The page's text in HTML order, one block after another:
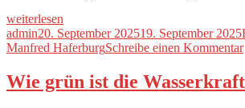
„Energiewende
im
Realitäts-
Schlimmer
als
weiterlesen
Autor
adminVeröffentlicht
am
20. September 202519. September 2025
Manfred HaferburgSchreibe einen Kommentar
Wie grün ist die